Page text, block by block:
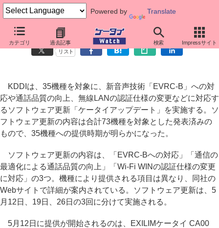
Powered by Translate
カテゴリ 過去記事 検索 Impressサイト
au、35機種を対象に通話品質向上などのソフトウェア更新開始
リスト
KDDIは、35機種を対象に、新音声技術「EVRC-B」への対
応や通話品質の向上、無線LANの認証仕様の変更などに対応す
るソフトウェア更新「ケータイアップデート」を実施する。ソ
フトウェア更新の内容は合計73機種を対象とした発表済みの
もので、35機種への提供時期が明らかになった。
ソフトウェア更新の内容は、「EVRC-Bへの対応」「通信の
最適化による通話品質の向上」「Wi-Fi WINの認証仕様の変更
に対応」の3つ。機種により提供される項目は異なり、同社の
Webサイトで詳細が案内されている。ソフトウェア更新は、5
月12日、19日、26日の3回に分けて実施される。
5月12日に提供が開始されるのは、EXILIMケータイ CA00